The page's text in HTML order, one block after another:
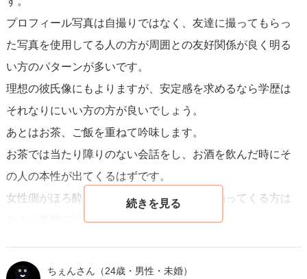
長期的な良い関係を築くためにも、正直であること が不可
欠です。見栄や嘘で相手を惹きつけることは、後々関係が
壊れる原因になりますので、人としての真実の部分を大切
にしながら相手を探してください。
これらのコツを実践しながら、理想のパートナーとの出会
いに向けて、楽しいマッチングライフをお送りください。
プロフィール写真は自撮りではなく、友達に撮ってもらっ
た写真を使用してる人の方が周囲との友好関係が良く明る
い方のパターンが多いです。
理想の彼氏像にもよりますが、安定感を求めるなら学歴は
それなりにいい方の方が良いでしょう。
あとはお茶、ご飯を重ねて吟味します。
お茶では当たり障りのない会話をし、お酒を飲んだ時にそ
の人の本性が出てくるはずです。
女性側がほろ酔いしてきた段階で太ももを触ってくる方は
あまり素敵ではありません。
触れてこず結果的にとても誠実な方でした。
ちぇんさん （24歳・男性・未婚）